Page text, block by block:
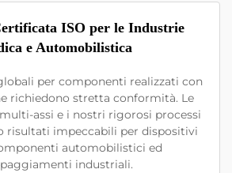
ISO per le Industrie
e Automobilistica
per componenti realizzati con
richiedono stretta conformità. Le
assi e i nostri rigorosi processi
risultati impeccabili per dispositivi
automobilistici ed
industriali.